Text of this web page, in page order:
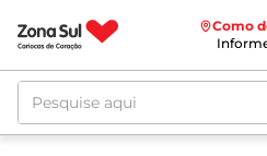
Como
Pesquise aqui